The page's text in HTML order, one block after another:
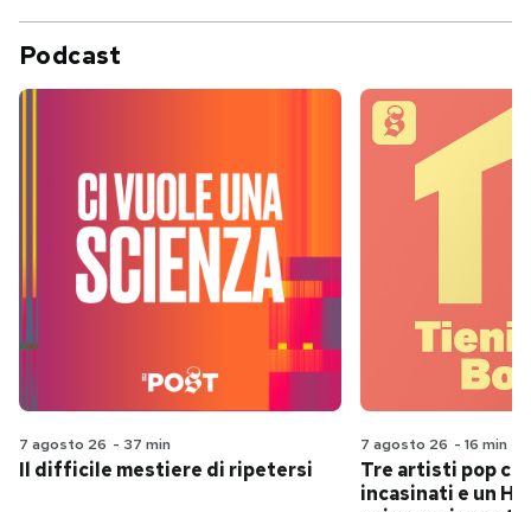
Podcast
7 agosto 26 - 37 min
Il difficile mestiere di ripetersi
7 agosto 26 - 16 min
Tre artisti pop
incasinati e un